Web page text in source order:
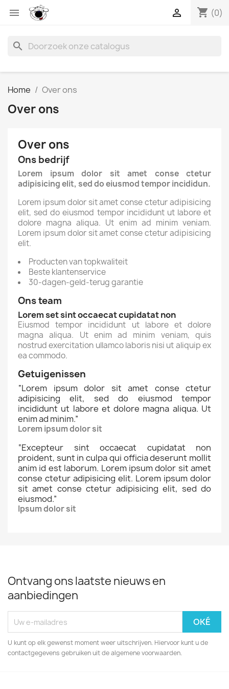
 shopping_cart (0)

search
Home Over ons
Over ons
Over ons
Ons bedrijf
Lorem ipsum dolor sit amet conse ctetur
adipisicing elit, sed do eiusmod tempor incididun.
Lorem ipsum dolor sit amet conse ctetur adipisicing
elit, sed do eiusmod tempor incididunt ut labore et
dolore magna aliqua. Ut enim ad minim veniam.
Lorem ipsum dolor sit amet conse ctetur adipisicing
elit.
Producten van topkwaliteit
Beste klantenservice
30-dagen-geld-terug garantie
Ons team
Lorem set sint occaecat cupidatat non
Eiusmod tempor incididunt ut labore et dolore
magna aliqua. Ut enim ad minim veniam, quis
nostrud exercitation ullamco laboris nisi ut aliquip ex
ea commodo.
Getuigenissen
“Lorem ipsum dolor sit amet conse ctetur
adipisicing elit, sed do eiusmod tempor
incididunt ut labore et dolore magna aliqua. Ut
enim ad minim.”
Lorem ipsum dolor sit
“Excepteur sint occaecat cupidatat non
proident, sunt in culpa qui officia deserunt mollit
anim id est laborum. Lorem ipsum dolor sit amet
conse ctetur adipisicing elit. Lorem ipsum dolor
sit amet conse ctetur adipisicing elit, sed do
eiusmod.”
Ipsum dolor sit
Ontvang ons laatste nieuws en
aanbiedingen
U kunt op elk gewenst moment weer uitschrijven. Hiervoor kunt u de
contactgegevens gebruiken uit de algemene voorwaarden.